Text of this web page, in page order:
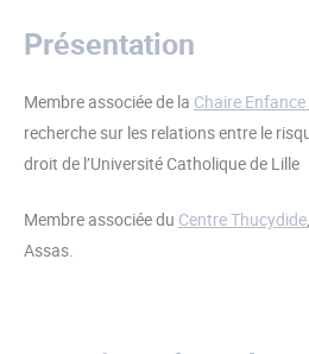
Présentation
Membre associée de la Chaire
recherche sur les relations entre le
droit de l’Université Catholique de Lille
Membre associée du Centre Thucydide
Assas.